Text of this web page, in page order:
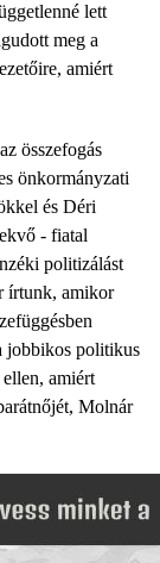
lett
meg a
amiért
összefogás
önkormányzati
és Déri
- fiatal
politizálást
írtunk, amikor
jobbikos politikus
amiért
Molnár